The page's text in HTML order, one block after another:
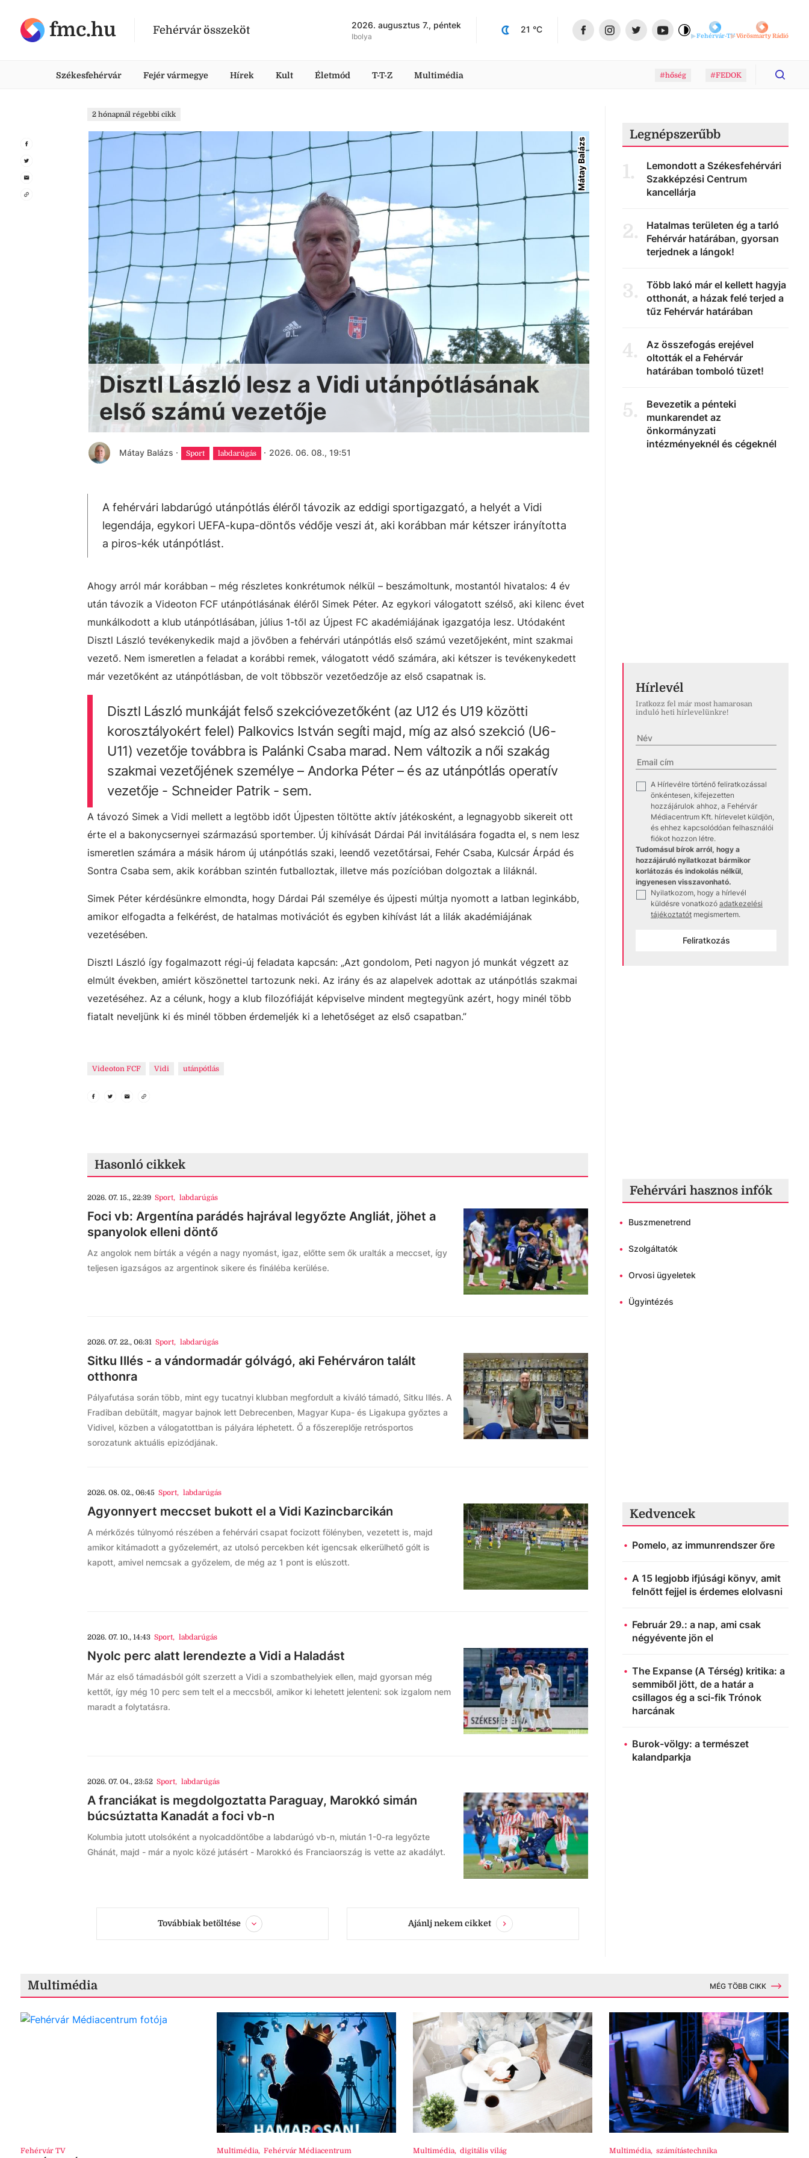
fmc.hu Fehérvár összeköt 2026. augusztus 7., péntek
Ibolya
21 °C
Fehérvár-TVVörösmarty Rádió
Székesfehérvár Fejér vármegye Hírek Kult Életmód T-T-Z Multimédia #hőség #FEDOK
2 hónapnál régebbi cikk
Mátay Balázs
Disztl László lesz a Vidi utánpótlásának
első számú vezetője
Mátay Balázs · Sport labdarúgás · 2026. 06. 08., 19:51
A fehérvári labdarúgó utánpótlás éléről távozik az eddigi sportigazgató, a helyét a Vidi
legendája, egykori UEFA-kupa-döntős védője veszi át, aki korábban már kétszer irányította
a piros-kék utánpótlást.
Ahogy arról már korábban – még részletes konkrétumok nélkül – beszámoltunk, mostantól hivatalos: 4 év
után távozik a Videoton FCF utánpótlásának éléről Simek Péter. Az egykori válogatott szélső, aki kilenc évet
munkálkodott a klub utánpótlásában, július 1-től az Újpest FC akadémiájának igazgatója lesz. Utódaként
Disztl László tevékenykedik majd a jövőben a fehérvári utánpótlás első számú vezetőjeként, mint szakmai
vezető. Nem ismeretlen a feladat a korábbi remek, válogatott védő számára, aki kétszer is tevékenykedett
már vezetőként az utánpótlásban, de volt többször vezetőedzője az első csapatnak is.
Disztl László munkáját felső szekcióvezetőként (az U12 és U19 közötti
korosztályokért felel) Palkovics István segíti majd, míg az alsó szekció (U6-
U11) vezetője továbbra is Palánki Csaba marad. Nem változik a női szakág
szakmai vezetőjének személye – Andorka Péter – és az utánpótlás operatív
vezetője - Schneider Patrik - sem.
A távozó Simek a Vidi mellett a legtöbb időt Újpesten töltötte aktív játékosként, a legnagyobb sikereit ott
érte el a bakonycsernyei származású sportember. Új kihívását Dárdai Pál invitálására fogadta el, s nem lesz
ismeretlen számára a másik három új utánpótlás szaki, leendő vezetőtársai, Fehér Csaba, Kulcsár Árpád és
Sontra Csaba sem, akik korábban szintén futballoztak, illetve más pozícióban dolgoztak a liláknál.
Simek Péter kérdésünkre elmondta, hogy Dárdai Pál személye és újpesti múltja nyomott a latban leginkább,
amikor elfogadta a felkérést, de hatalmas motivációt és egyben kihívást lát a lilák akadémiájának
vezetésében.
Disztl László így fogalmazott régi-új feladata kapcsán: „Azt gondolom, Peti nagyon jó munkát végzett az
elmúlt években, amiért köszönettel tartozunk neki. Az irány és az alapelvek adottak az utánpótlás szakmai
vezetéséhez. Az a célunk, hogy a klub filozófiáját képviselve mindent megtegyünk azért, hogy minél több
fiatalt neveljünk ki és minél többen érdemeljék ki a lehetőséget az első csapatban.”
Videoton FCF Vidi utánpótlás
Hasonló cikkek
2026. 07. 15., 22:39 Sport, labdarúgás
Foci vb: Argentína parádés hajrával legyőzte Angliát, jöhet a
spanyolok elleni döntő
Az angolok nem bírták a végén a nagy nyomást, igaz, előtte sem ők uralták a meccset, így
teljesen igazságos az argentinok sikere és fináléba kerülése.
2026. 07. 22., 06:31 Sport, labdarúgás
Sitku Illés - a vándormadár gólvágó, aki Fehérváron talált
otthonra
Pályafutása során több, mint egy tucatnyi klubban megfordult a kiváló támadó, Sitku Illés. A
Fradiban debütált, magyar bajnok lett Debrecenben, Magyar Kupa- és Ligakupa győztes a
Vidivel, közben a válogatottban is pályára léphetett. Ő a főszereplője retrósportos
sorozatunk aktuális epizódjának.
2026. 08. 02., 06:45 Sport, labdarúgás
Agyonnyert meccset bukott el a Vidi Kazincbarcikán
A mérkőzés túlnyomó részében a fehérvári csapat focizott fölényben, vezetett is, majd
amikor kitámadott a győzelemért, az utolsó percekben két igencsak elkerülhető gólt is
kapott, amivel nemcsak a győzelem, de még az 1 pont is elúszott.
2026. 07. 10., 14:43 Sport, labdarúgás
Nyolc perc alatt lerendezte a Vidi a Haladást
Már az első támadásból gólt szerzett a Vidi a szombathelyiek ellen, majd gyorsan még
kettőt, így még 10 perc sem telt el a meccsből, amikor ki lehetett jelenteni: sok izgalom nem
maradt a folytatásra.
2026. 07. 04., 23:52 Sport, labdarúgás
A franciákat is megdolgoztatta Paraguay, Marokkó simán
búcsúztatta Kanadát a foci vb-n
Kolumbia jutott utolsóként a nyolcaddöntőbe a labdarúgó vb-n, miután 1-0-ra legyőzte
Ghánát, majd - már a nyolc közé jutásért - Marokkó és Franciaország is vette az akadályt.
Továbbiak betöltése Ajánlj nekem cikket
Legnépszerűbb
1.
Lemondott a Székesfehérvári
Szakképzési Centrum
kancellárja
2.
Hatalmas területen ég a tarló
Fehérvár határában, gyorsan
terjednek a lángok!
3.
Több lakó már el kellett hagyja
otthonát, a házak felé terjed a
tűz Fehérvár határában
4.
Az összefogás erejével
oltották el a Fehérvár
határában tomboló tüzet!
5.
Bevezetik a pénteki
munkarendet az
önkormányzati
intézményeknél és cégeknél
Hírlevél
Iratkozz fel már most hamarosan
induló heti hírlevelünkre!
A Hírlevélre történő feliratkozással
önkéntesen, kifejezetten
hozzájárulok ahhoz, a Fehérvár
Médiacentrum Kft. hírlevelet küldjön,
és ehhez kapcsolódóan felhasználói
fiókot hozzon létre.
Tudomásul bírok arról, hogy a
hozzájáruló nyilatkozat bármikor
korlátozás és indokolás nélkül,
ingyenesen visszavonható.
Nyilatkozom, hogy a hírlevél
küldésre vonatkozó adatkezelési
tájékoztatót megismertem.
Feliratkozás
Fehérvári hasznos infók
• Buszmenetrend
• Szolgáltatók
• Orvosi ügyeletek
• Ügyintézés
Kedvencek
Pomelo, az immunrendszer őre
A 15 legjobb ifjúsági könyv, amit
felnőtt fejjel is érdemes elolvasni
Február 29.: a nap, ami csak
négyévente jön el
The Expanse (A Térség) kritika: a
semmiből jött, de a határ a
csillagos ég a sci-fik Trónok
harcának
Burok-völgy: a természet
kalandparkja
Multimédia MÉG TÖBB CIKK
Fehérvár TV Multimédia, Fehérvár Médiacentrum Multimédia, digitális világ Multimédia, számítástechnika